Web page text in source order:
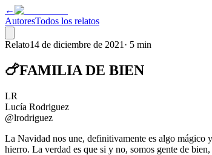
←
AutoresTodos los relatos
Relato14 de diciembre de 2021 · 5 min
🍗FAMILIA DE BIEN
LR
Lucía Rodriguez
@lrodriguez
La Navidad nos une, definitivamente es algo mágico
hierro. La verdad es que si y no, somos gente de